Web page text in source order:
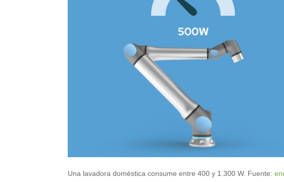
Una lavadora doméstica consume entre 400 y 1.300 W. Fuente: